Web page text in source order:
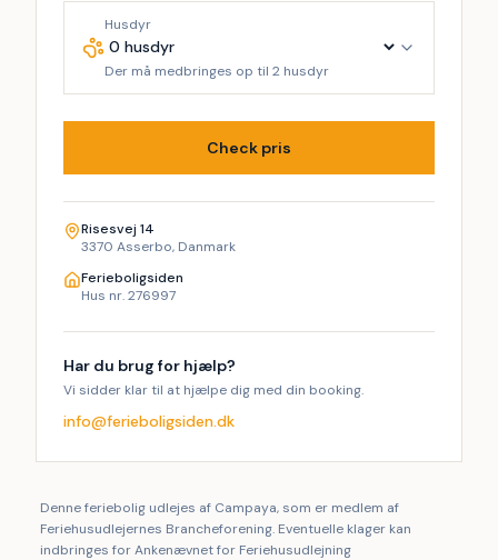
Husdyr
Der må medbringes op til 2 husdyr
Check pris
Risesvej 14
3370 Asserbo, Danmark
Ferieboligsiden
Hus nr. 276997
Har du brug for hjælp?
Vi sidder klar til at hjælpe dig med din booking.
info@ferieboligsiden.dk
Denne feriebolig udlejes af Campaya, som er medlem af
Feriehusudlejernes Brancheforening. Eventuelle klager kan
indbringes for Ankenævnet for Feriehusudlejning